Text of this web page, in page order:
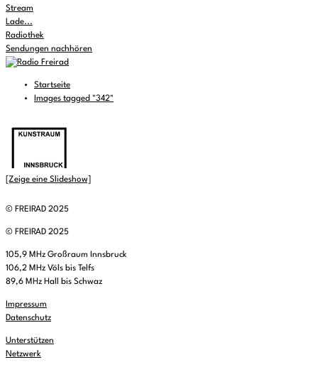
Stream
Lade...
Radiothek
Sendungen nachhören
Startseite
Images tagged "342"
[Zeige eine Slideshow]
© FREIRAD 2025
© FREIRAD 2025
105,9 MHz Großraum Innsbruck
106,2 MHz Völs bis Telfs
89,6 MHz Hall bis Schwaz
Impressum
Datenschutz
Unterstützen
Netzwerk